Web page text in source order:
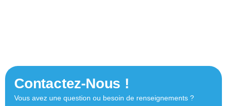
Contactez-Nous !
Vous avez une question ou besoin de renseignements ?